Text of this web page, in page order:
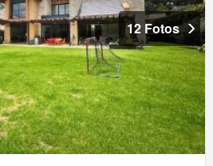
12 Fotos